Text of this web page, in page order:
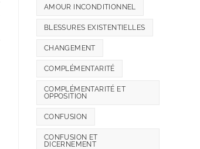
AMOUR INCONDITIONNEL
BLESSURES EXISTENTIELLES
CHANGEMENT
COMPLÉMENTARITÉ
COMPLÉMENTARITÉ ET
OPPOSITION
CONFUSION
CONFUSION ET
DICERNEMENT